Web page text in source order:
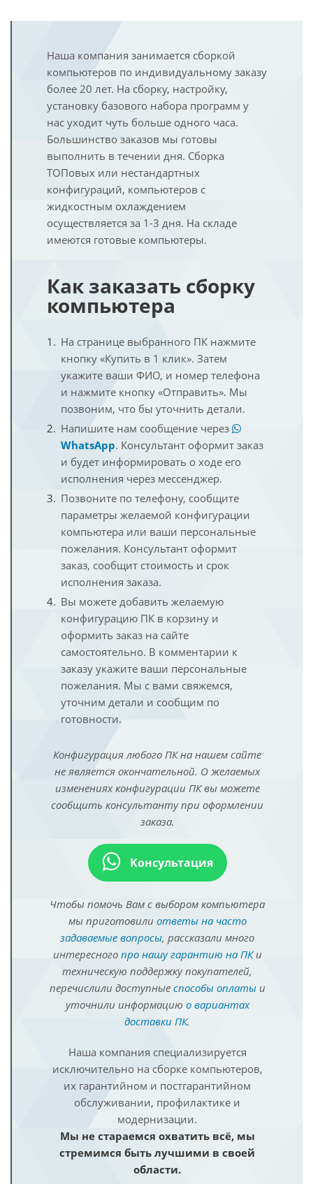
Наша компания занимается сборкой
компьютеров по индивидуальному заказу
более 20 лет. На сборку, настройку,
установку базового набора программ у
нас уходит чуть больше одного часа.
Большинство заказов мы готовы
выполнить в течении дня. Сборка
ТОПовых или нестандартных
конфигураций, компьютеров с
жидкостным охлаждением
осуществляется за 1-3 дня. На складе
имеются готовые компьютеры.
Как заказать сборку
компьютера
На странице выбранного ПК нажмите
кнопку «Купить в 1 клик». Затем
укажите ваши ФИО, и номер телефона
и нажмите кнопку «Отправить». Мы
позвоним, что бы уточнить детали.
Напишите нам сообщение через
WhatsApp. Консультант оформит заказ
и будет информировать о ходе его
исполнения через мессенджер.
Позвоните по телефону, сообщите
параметры желаемой конфигурации
компьютера или ваши персональные
пожелания. Консультант оформит
заказ, сообщит стоимость и срок
исполнения заказа.
Вы можете добавить желаемую
конфигурацию ПК в корзину и
оформить заказ на сайте
самостоятельно. В комментарии к
заказу укажите ваши персональные
пожелания. Мы с вами свяжемся,
уточним детали и сообщим по
готовности.
Конфигурация любого ПК на нашем сайте
не является окончательной. О желаемых
изменениях конфигурации ПК вы можете
сообщить консультанту при оформлении
заказа.
Консультация
Чтобы помочь Вам с выбором компьютера
мы приготовили ответы на часто
задаваемые вопросы, рассказали много
интересного про нашу гарантию на ПКи
техническую поддержку покупателей,
перечислили доступные способы оплатыи
уточнили информацию о вариантах
доставки ПК.
Наша компания специализируется
исключительно на сборке компьютеров,
их гарантийном и постгарантийном
обслуживании, профилактике и
модернизации.
Мы не стараемся охватить всё, мы
стремимся быть лучшими в своей
области.